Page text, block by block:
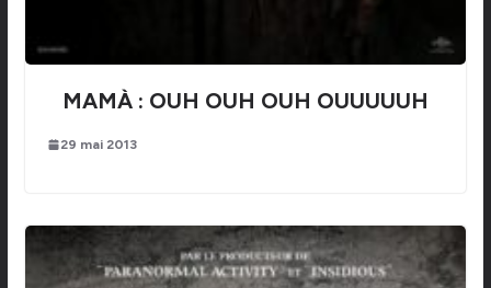
MAMÀ : OUH OUH OUH OUUUUUH
29 mai 2013